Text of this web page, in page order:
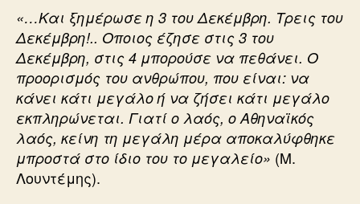
«…Και ξημέρωσε η 3 του Δεκέμβρη. Τρεις του
Δεκέμβρη!.. Οποιος έζησε στις 3 του
Δεκέμβρη, στις 4 μπορούσε να πεθάνει. Ο
προορισμός του ανθρώπου, που είναι: να
κάνει κάτι μεγάλο ή να ζήσει κάτι μεγάλο
εκπληρώνεται. Γιατί ο λαός, ο Αθηναϊκός
λαός, κείνη τη μεγάλη μέρα αποκαλύφθηκε
μπροστά στο ίδιο του το μεγαλείο» (Μ.
Λουντέμης).